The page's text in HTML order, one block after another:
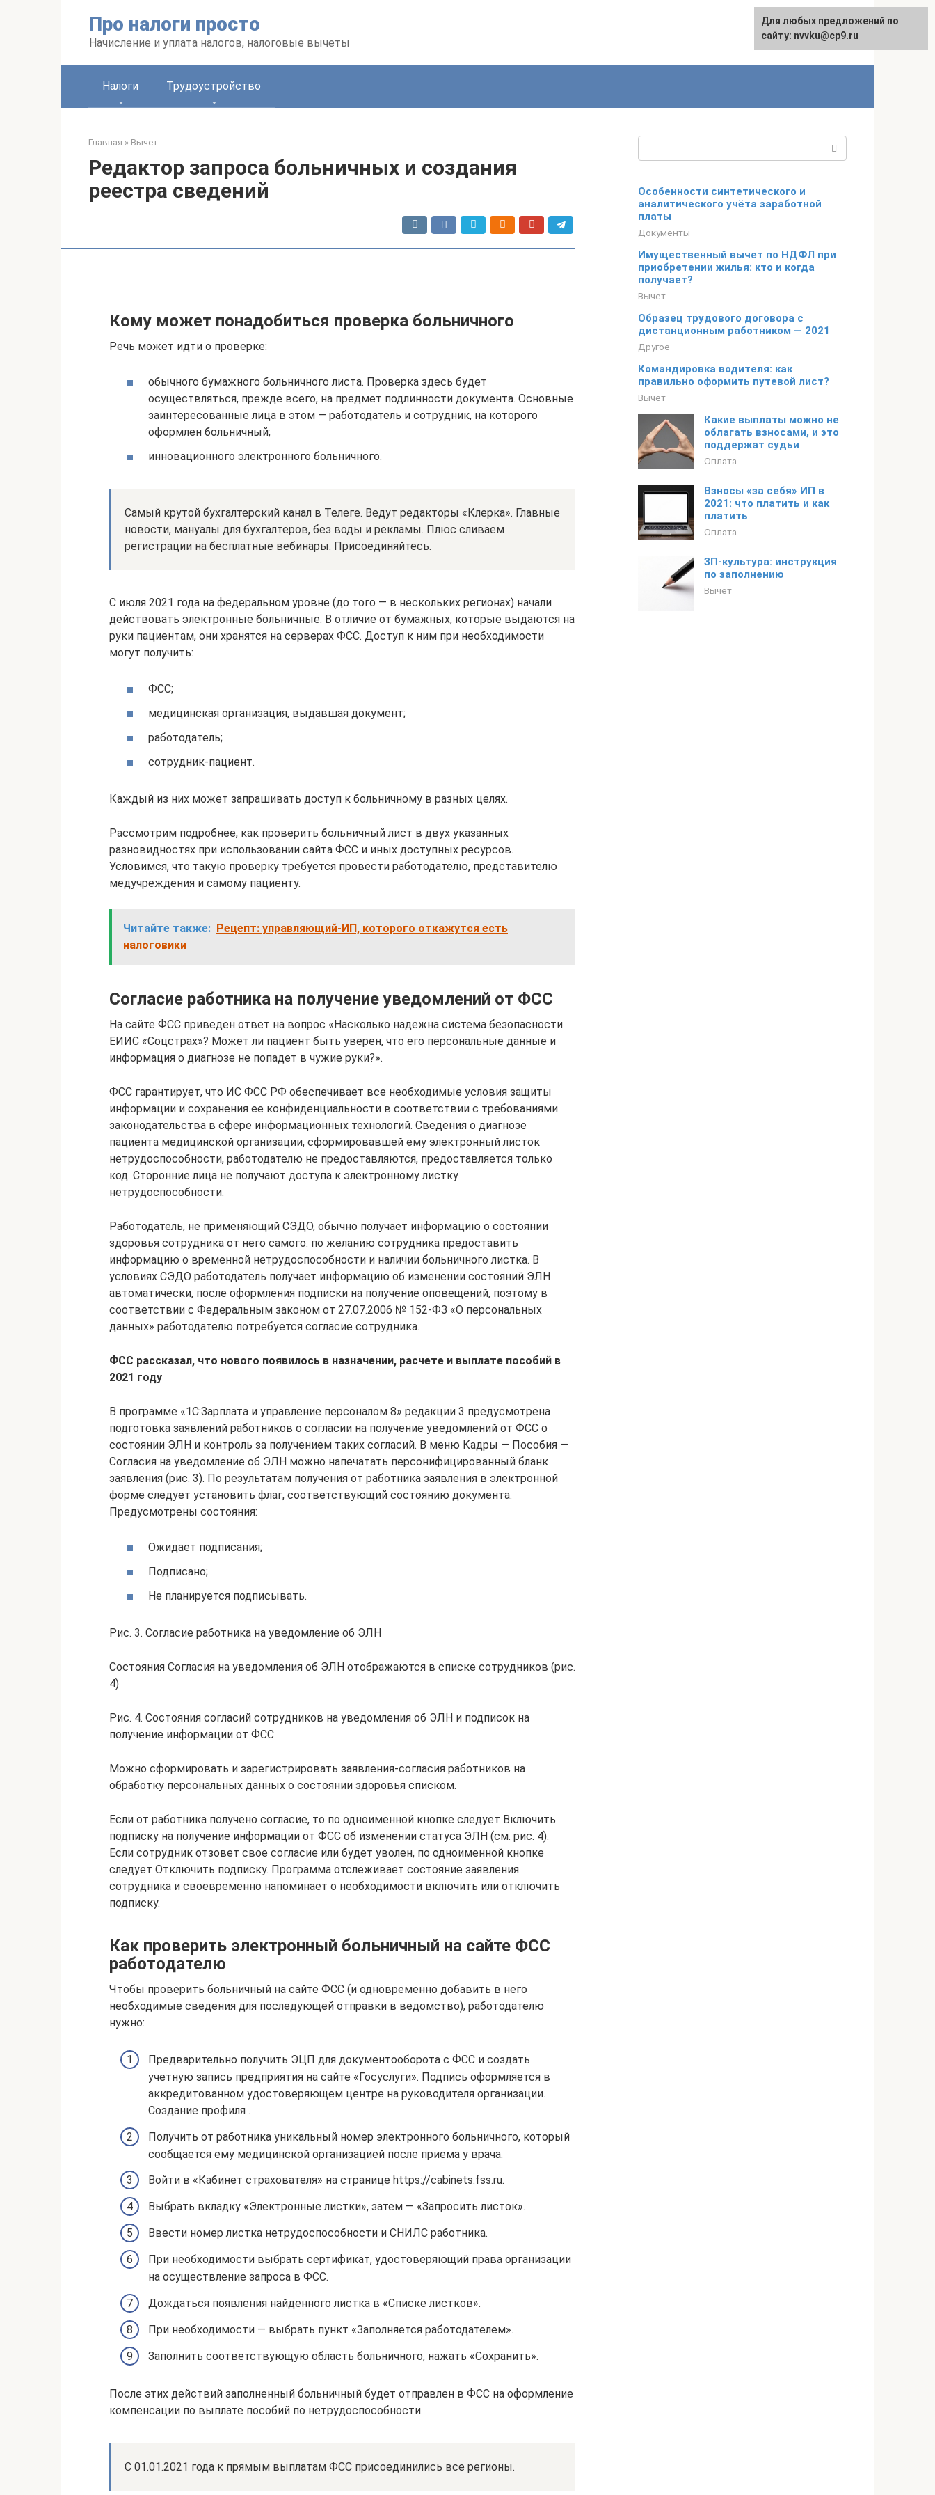
Про налоги просто
Начисление и уплата налогов, налоговые вычеты
English
Налоги Трудоустройство
Главная » Вычет
Редактор запроса больничных и создания
реестра сведений
Кому может понадобиться проверка больничного
Речь может идти о проверке:
обычного бумажного больничного листа. Проверка здесь будет
осуществляться, прежде всего, на предмет подлинности документа. Основные
заинтересованные лица в этом — работодатель и сотрудник, на которого
оформлен больничный;
инновационного электронного больничного.
Самый крутой бухгалтерский канал в Телеге. Ведут редакторы «Клерка». Главные
новости, мануалы для бухгалтеров, без воды и рекламы. Плюс сливаем
регистрации на бесплатные вебинары. Присоединяйтесь.
С июля 2021 года на федеральном уровне (до того — в нескольких регионах) начали
действовать электронные больничные. В отличие от бумажных, которые выдаются на
руки пациентам, они хранятся на серверах ФСС. Доступ к ним при необходимости
могут получить:
ФСС;
медицинская организация, выдавшая документ;
работодатель;
сотрудник-пациент.
Каждый из них может запрашивать доступ к больничному в разных целях.
Рассмотрим подробнее, как проверить больничный лист в двух указанных
разновидностях при использовании сайта ФСС и иных доступных ресурсов.
Условимся, что такую проверку требуется провести работодателю, представителю
медучреждения и самому пациенту.
Читайте также: Рецепт: управляющий-ИП, которого откажутся есть
налоговики
Согласие работника на получение уведомлений от ФСС
На сайте ФСС приведен ответ на вопрос «Насколько надежна система безопасности
ЕИИС «Соцстрах»? Может ли пациент быть уверен, что его персональные данные и
информация о диагнозе не попадет в чужие руки?».
ФСС гарантирует, что ИС ФСС РФ обеспечивает все необходимые условия защиты
информации и сохранения ее конфиденциальности в соответствии с требованиями
законодательства в сфере информационных технологий. Сведения о диагнозе
пациента медицинской организации, сформировавшей ему электронный листок
нетрудоспособности, работодателю не предоставляются, предоставляется только
код. Сторонние лица не получают доступа к электронному листку
нетрудоспособности.
Работодатель, не применяющий СЭДО, обычно получает информацию о состоянии
здоровья сотрудника от него самого: по желанию сотрудника предоставить
информацию о временной нетрудоспособности и наличии больничного листка. В
условиях СЭДО работодатель получает информацию об изменении состояний ЭЛН
автоматически, после оформления подписки на получение оповещений, поэтому в
соответствии с Федеральным законом от 27.07.2006 № 152-ФЗ «О персональных
данных» работодателю потребуется согласие сотрудника.
ФСС рассказал, что нового появилось в назначении, расчете и выплате пособий в
2021 году
В программе «1С:Зарплата и управление персоналом 8» редакции 3 предусмотрена
подготовка заявлений работников о согласии на получение уведомлений от ФСС о
состоянии ЭЛН и контроль за получением таких согласий. В меню Кадры — Пособия —
Согласия на уведомление об ЭЛН можно напечатать персонифицированный бланк
заявления (рис. 3). По результатам получения от работника заявления в электронной
форме следует установить флаг, соответствующий состоянию документа.
Предусмотрены состояния:
Ожидает подписания;
Подписано;
Не планируется подписывать.
Рис. 3. Согласие работника на уведомление об ЭЛН
Состояния Согласия на уведомления об ЭЛН отображаются в списке сотрудников (рис.
4).
Рис. 4. Состояния согласий сотрудников на уведомления об ЭЛН и подписок на
получение информации от ФСС
Можно сформировать и зарегистрировать заявления-согласия работников на
обработку персональных данных о состоянии здоровья списком.
Если от работника получено согласие, то по одноименной кнопке следует Включить
подписку на получение информации от ФСС об изменении статуса ЭЛН (см. рис. 4).
Если сотрудник отзовет свое согласие или будет уволен, по одноименной кнопке
следует Отключить подписку. Программа отслеживает состояние заявления
сотрудника и своевременно напоминает о необходимости включить или отключить
подписку.
Как проверить электронный больничный на сайте ФСС
работодателю
Чтобы проверить больничный на сайте ФСС (и одновременно добавить в него
необходимые сведения для последующей отправки в ведомство), работодателю
нужно:
Предварительно получить ЭЦП для документооборота с ФСС и создать
учетную запись предприятия на сайте «Госуслуги». Подпись оформляется в
аккредитованном удостоверяющем центре на руководителя организации.
Создание профиля .
Получить от работника уникальный номер электронного больничного, который
сообщается ему медицинской организацией после приема у врача.
Войти в «Кабинет страхователя» на странице https://cabinets.fss.ru.
Выбрать вкладку «Электронные листки», затем — «Запросить листок».
Ввести номер листка нетрудоспособности и СНИЛС работника.
При необходимости выбрать сертификат, удостоверяющий права организации
на осуществление запроса в ФСС.
Дождаться появления найденного листка в «Списке листков».
При необходимости — выбрать пункт «Заполняется работодателем».
Заполнить соответствующую область больничного, нажать «Сохранить».
После этих действий заполненный больничный будет отправлен в ФСС на оформление
компенсации по выплате пособий по нетрудоспособности.
С 01.01.2021 года к прямым выплатам ФСС присоединились все регионы.
Особенности синтетического и
аналитического учёта заработной
платы
Документы
Имущественный вычет по НДФЛ при
приобретении жилья: кто и когда
получает?
Вычет
Образец трудового договора с
дистанционным работником — 2021
Другое
Командировка водителя: как
правильно оформить путевой лист?
Вычет
Какие выплаты можно не
облагать взносами, и это
поддержат судьи
Оплата
Взносы «за себя» ИП в
2021: что платить и как
платить
Оплата
ЗП-культура: инструкция
по заполнению
Вычет
Для любых предложений по
сайту: nvvku@cp9.ru